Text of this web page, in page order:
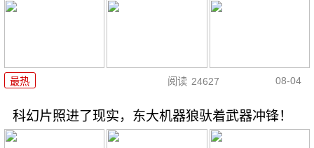
最热 阅读 24627 08-04
科幻片照进了现实，东大机器狼驮着武器冲锋！